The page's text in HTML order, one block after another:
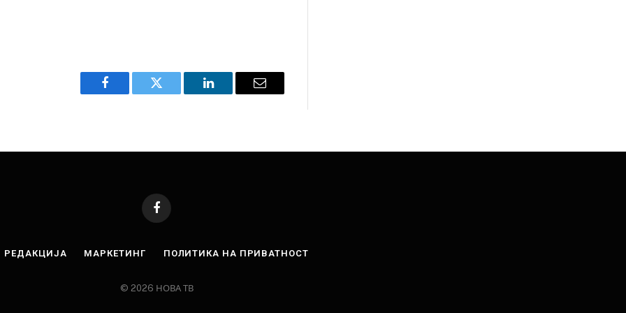
Facebook Twitter LinkedIn Email
Facebook
РЕДАКЦИЈА МАРКЕТИНГ ПОЛИТИКА НА ПРИВАТНОСТ
© 2026 НОВА ТВ